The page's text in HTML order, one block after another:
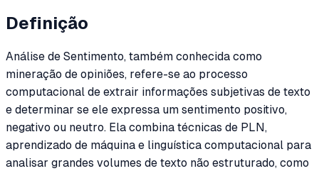
Definição
Análise de Sentimento, também conhecida como
mineração de opiniões, refere-se ao processo
computacional de extrair informações subjetivas de texto
e determinar se ele expressa um sentimento positivo,
negativo ou neutro. Ela combina técnicas de PLN,
aprendizado de máquina e linguística computacional para
analisar grandes volumes de texto não estruturado, como